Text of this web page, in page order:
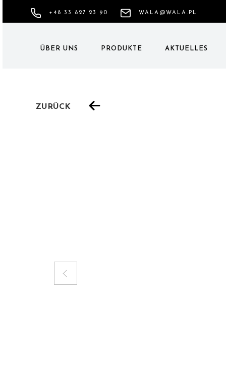
+48 33 827 23 90 WALA@WALA.PL
ÜBER UNS PRODUKTE AKTUELLES
ZURÜCK